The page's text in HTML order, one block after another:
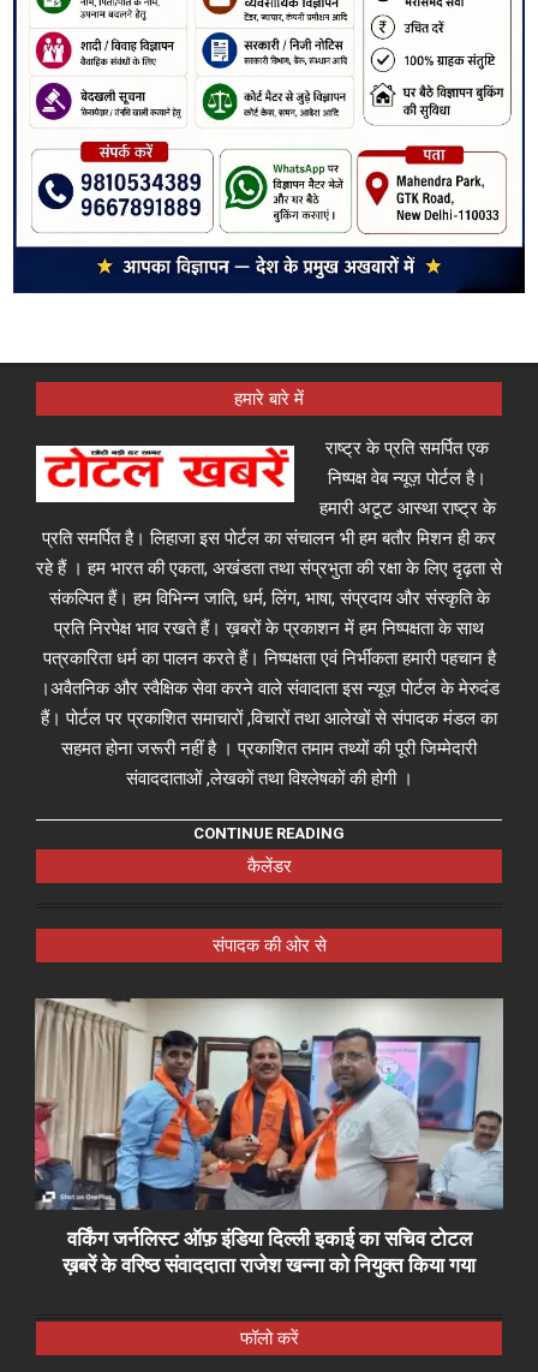
हमारे बारे में
राष्ट्र के प्रति समर्पित एक
निष्पक्ष वेब न्यूज़ पोर्टल है।
हमारी अटूट आस्था राष्ट्र के
प्रति समर्पित है। लिहाजा इस पोर्टल का संचालन भी हम बतौर मिशन ही कर
रहे हैं । हम भारत की एकता, अखंडता तथा संप्रभुता की रक्षा के लिए दृढ़ता से
संकल्पित हैं। हम विभिन्न जाति, धर्म, लिंग, भाषा, संप्रदाय और संस्कृति के
प्रति निरपेक्ष भाव रखते हैं। ख़बरों के प्रकाशन में हम निष्पक्षता के साथ
पत्रकारिता धर्म का पालन करते हैं। निष्पक्षता एवं निर्भीकता हमारी पहचान है
।अवैतनिक और स्वैक्षिक सेवा करने वाले संवादाता इस न्यूज़ पोर्टल के मेरुदंड
हैं। पोर्टल पर प्रकाशित समाचारों ,विचारों तथा आलेखों से संपादक मंडल का
सहमत होना जरूरी नहीं है । प्रकाशित तमाम तथ्यों की पूरी जिम्मेदारी
संवाददाताओं ,लेखकों तथा विश्लेषकों की होगी ।
CONTINUE READING
कैलेंडर
संपादक की ओर से
वर्किंग जर्नलिस्ट ऑफ़ इंडिया दिल्ली इकाई का सचिव टोटल
ख़बरें के वरिष्ठ संवाददाता राजेश खन्ना को नियुक्त किया गया
फॉलो करें